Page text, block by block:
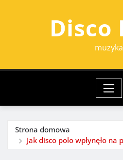
Disco
muzyka
Strona domowa
Jak disco polo wpłynęło